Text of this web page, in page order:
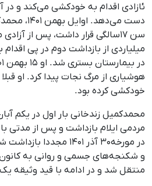
ئازادی اقدام به خودکشی می‌کند و در
دست می‌دهد.
سن ۱۷سالگی قرار داشت، پس از
میلیاردی از بازداشت دوم در پی
هوشیاری از مرگ نجات پیدا کرد. او
خودکشی کرده بود.
مردمی ایلام بازداشت و پس از مدتی
و شکنجه‌های جسمی و روانی به کانون
منتقل شد و در ادامه با قید وثیقه